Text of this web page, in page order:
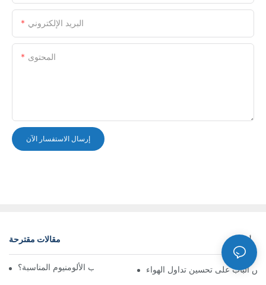
البريد الإلكتروني
المحتوى
إرسال الاستفسار الآن
مقالات مقترحة أخبار
كيف تختار شبكة تهوية باب الألومنيوم المناسبة؟الباب على تحسين تداول الهواء